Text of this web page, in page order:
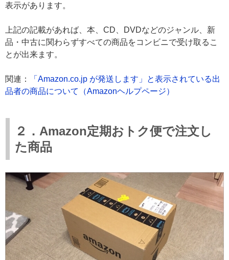
表示があります。
上記の記載があれば、本、CD、DVDなどのジャンル、新
品・中古に関わらずすべての商品をコンビニで受け取るこ
とが出来ます。
関連：
「Amazon.co.jp が発送します」と表示されている出
品者の商品について（Amazonヘルプページ）
２．Amazon定期おトク便で注文し
た商品